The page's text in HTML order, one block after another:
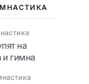
на
и гимна